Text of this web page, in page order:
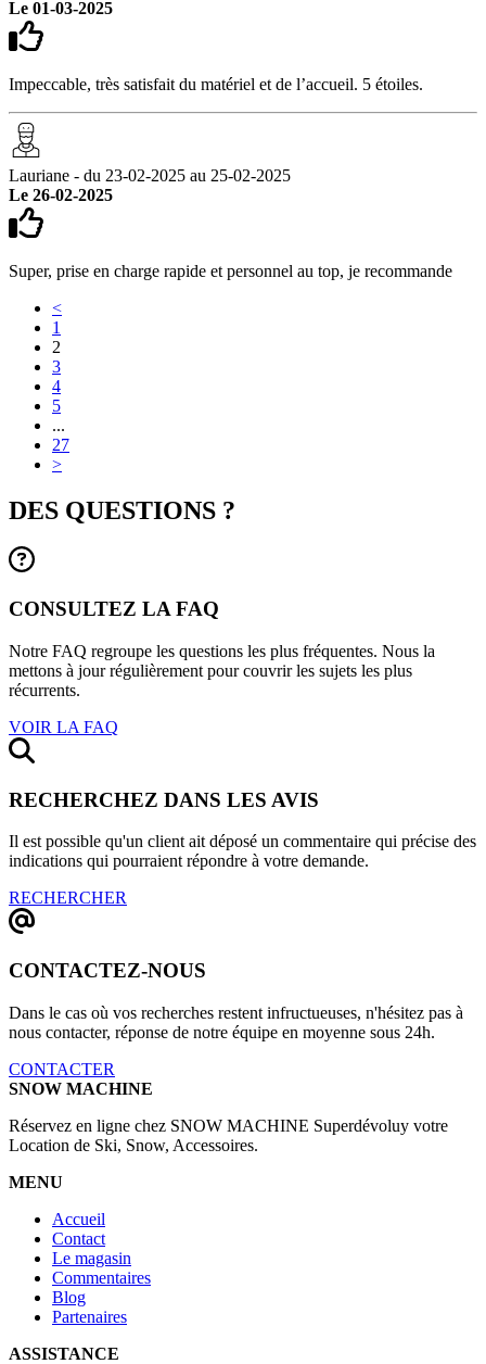
Le 01-03-2025
Impeccable, très satisfait du matériel et de l’accueil. 5 étoiles.
Lauriane - du 23-02-2025 au 25-02-2025
Le 26-02-2025
Super, prise en charge rapide et personnel au top, je recommande
<
1
2
3
4
5
...
27
>
DES QUESTIONS ?
CONSULTEZ LA FAQ
Notre FAQ regroupe les questions les plus fréquentes. Nous la
mettons à jour régulièrement pour couvrir les sujets les plus
récurrents.
VOIR LA FAQ
RECHERCHEZ DANS LES AVIS
Il est possible qu'un client ait déposé un commentaire qui précise des
indications qui pourraient répondre à votre demande.
RECHERCHER
CONTACTEZ-NOUS
Dans le cas où vos recherches restent infructueuses, n'hésitez pas à
nous contacter, réponse de notre équipe en moyenne sous 24h.
CONTACTER
SNOW MACHINE
Réservez en ligne chez SNOW MACHINE Superdévoluy votre
Location de Ski, Snow, Accessoires.
MENU
Accueil
Contact
Le magasin
Commentaires
Blog
Partenaires
ASSISTANCE